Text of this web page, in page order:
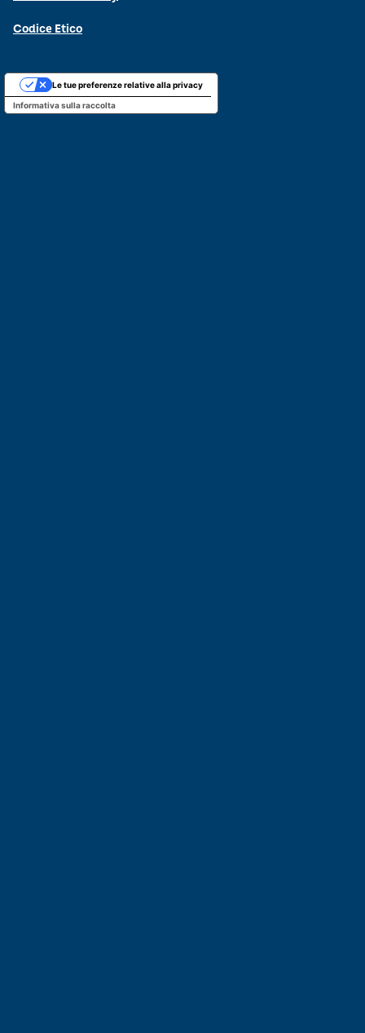
Codice Etico
Informativa sulla raccolta
Le tue preferenze relative alla privacy